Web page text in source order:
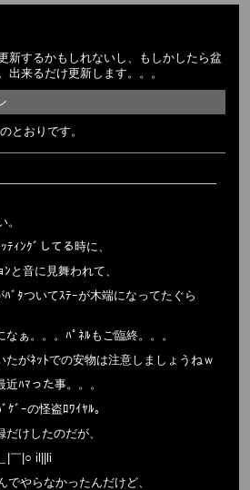
新するかもしれないし、もしかしたら盆
出来るだけ更新します。。。
とおりです。
ｨﾝｸﾞしてる時に、
と音に見舞われて、
ﾞﾀついてｽﾃｰが木端になってたぐら
ぁ。。。ﾊﾟﾈﾙもご臨終。。。
たがﾈｯﾄでの安物は注意しましょうねｗ
ﾊﾏった事。。。
ﾞｰの怪盗ﾛﾜｲﾔﾙ。
けしたのだが、
|￣|○ il||li
でやらなかったんだけど、